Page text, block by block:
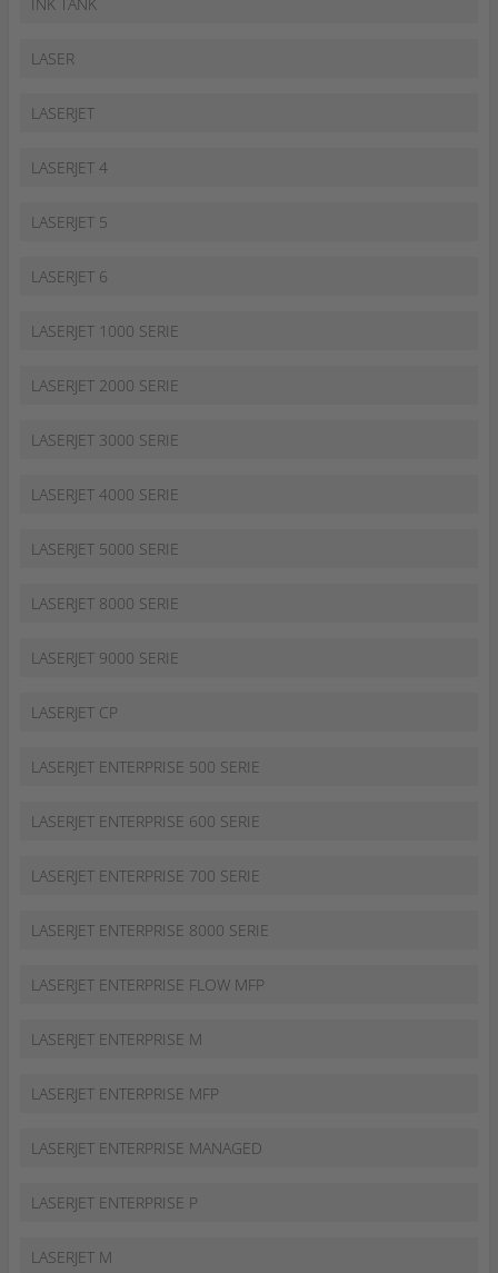
LASER
LASERJET
LASERJET 4
LASERJET 5
LASERJET 6
LASERJET 1000 SERIE
LASERJET 2000 SERIE
LASERJET 3000 SERIE
LASERJET 4000 SERIE
LASERJET 5000 SERIE
LASERJET 8000 SERIE
LASERJET 9000 SERIE
LASERJET CP
LASERJET ENTERPRISE 500 SERIE
LASERJET ENTERPRISE 600 SERIE
LASERJET ENTERPRISE 700 SERIE
LASERJET ENTERPRISE 8000 SERIE
LASERJET ENTERPRISE FLOW MFP
LASERJET ENTERPRISE M
LASERJET ENTERPRISE MFP
LASERJET ENTERPRISE MANAGED
LASERJET ENTERPRISE P
LASERJET M